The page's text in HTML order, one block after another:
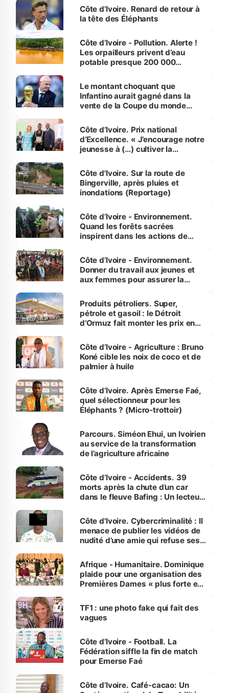
Côte d’Ivoire. Renard de retour à
la tête des Éléphants
Côte d’Ivoire - Pollution. Alerte !
Les orpailleurs privent d’eau
potable presque 200 000
Le montant choquant que
Infantino aurait gagné dans la
vente de la Coupe du monde
Côte d’Ivoire. Prix national
d’Excellence. « J’encourage notre
jeunesse à (…) cultiver la
(Alassane Ouattara
Côte d'Ivoire. Sur la route de
Bingerville, après pluies et
inondations (Reportage)
Côte d’Ivoire - Environnement.
Quand les forêts sacrées
inspirent dans les actions de
Côte d’Ivoire - Environnement.
Donner du travail aux jeunes et
aux femmes pour assurer la
menacées
Produits pétroliers. Super,
pétrole et gasoil : le Détroit
d’Ormuz fait monter les prix en
Côte d’Ivoire - Agriculture : Bruno
Koné cible les noix de coco et de
palmier à huile
Côte d’Ivoire. Après Emerse Faé,
quel sélectionneur pour les
Éléphants ? (Micro-trottoir)
Parcours. Siméon Ehui, un Ivoirien
au service de la transformation
de l’agriculture africaine
Côte d’Ivoire - Accidents. 39
morts après la chute d’un car
dans le fleuve Bafing : Un lecteur
des Transports
Côte d'Ivoire. Cybercriminalité : Il
menace de publier les vidéos de
nudité d’une amie qui refuse ses
Afrique - Humanitaire. Dominique
plaide pour une organisation des
Premières Dames « plus forte et
sur la scène internationale »
TF1 : une photo fake qui fait des
vagues
Côte d’Ivoire - Football. La
Fédération siffle la fin de match
pour Emerse Faé
Côte d’Ivoire. Café-cacao: Un